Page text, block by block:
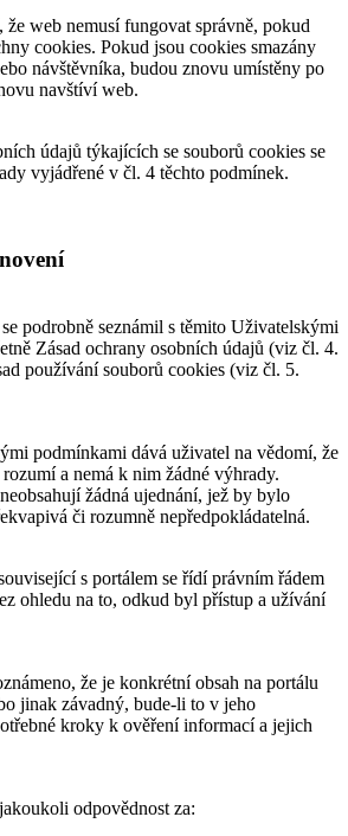
že web nemusí fungovat správně, pokud
cookies. Pokud jsou cookies smazány
návštěvníka, budou znovu umístěny po
navštíví web.
údajů týkajících se souborů cookies se
vyjádřené v čl. 4 těchto podmínek.
podrobně seznámil s těmito Uživatelskými
Zásad ochrany osobních údajů (viz čl. 4.
používání souborů cookies (viz čl. 5.
podmínkami dává uživatel na vědomí, že
a nemá k nim žádné výhrady.
žádná ujednání, jež by bylo
či rozumně nepředpokládatelná.
s portálem se řídí právním řádem
ohledu na to, odkud byl přístup a užívání
že je konkrétní obsah na portálu
jinak závadný, bude-li to v jeho
kroky k ověření informací a jejich
odpovědnost za: